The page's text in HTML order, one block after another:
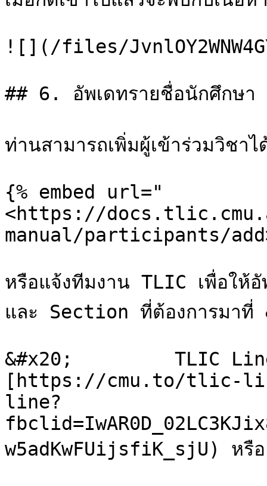
![](/files/
## 6. อัพเดทรายชื่อนักศึกษา
ท่านสามารถเพิ่มผู้เข้าร่วมวิช
{% embed url="
<https://
manual/participants/
หรือแจ้งทีมงาน TLIC เพื่อให้
และ Section ที่ต้องการมาที่
&#x20;         TLIC
[https://cmu.to/tlic-
line?
w5adKwFUijsfiK_sjU) หรือ